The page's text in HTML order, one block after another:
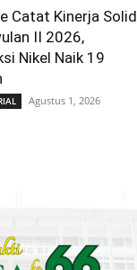
Catat Kinerja Solid
II 2026,
Nikel Naik 19
Agustus 1, 2026